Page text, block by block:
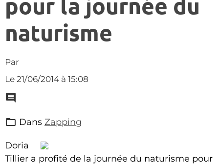
naturisme
Par
Le 21/06/2014 à 15:08
Dans Zapping
Doria
Tillier a profité de la journée du naturisme pour